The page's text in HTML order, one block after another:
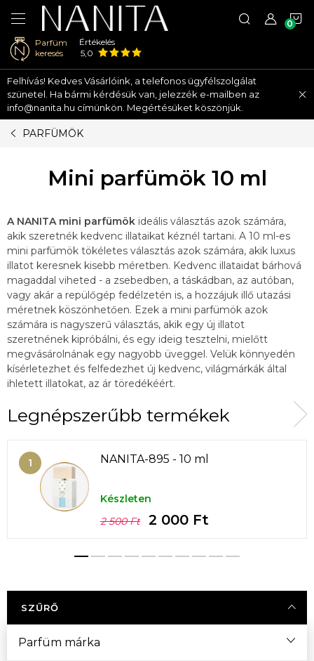
Ugrás
fő
tartalomhoz
Parfüm
keresés
Értékelés
5,0
Felhívás! Kedves Vásárlóink, a telefonos ügyfélszolgálat
szünetel. Ha bármi kérdésük van, jelezzék e-mailben az
info@nanita.hu címünkön. Megértésüket köszönjük.
PARFÜMÖK
Mini parfümök 10 ml
A NANITA mini parfümök ideális választás azok számára,
akik szeretnék kedvenc illataikat kéznél tartani. A 10 ml-es
mini parfümök tökéletes választás azok számára, akik luxus
illatot keresnek kisebb méretben. Kedvenc illataidat bárhová
magaddal viheted - a zsebedben, a táskádban, az autóban,
vagy akár a repülőgép fedélzetén is, a hozzájuk illő utazási
méretnek köszönhetően. Ezek a mini parfümök azok
számára is nagyszerű választás, akik egy új illatot
szeretnének kipróbálni, és egy ideig tesztelni, mielőtt
megvásárolnának egy nagyobb üveggel. Velük könnyedén
kísérletezhet és felfedezhet új kedvenc, világmárkák által
ihletett illatokat, az ár töredékéért.
Legnépszerűbb termékek
NANITA-895 - 10 ml
Készleten
2 500 Ft
2 000 Ft
SZŰRŐ
Parfüm márka